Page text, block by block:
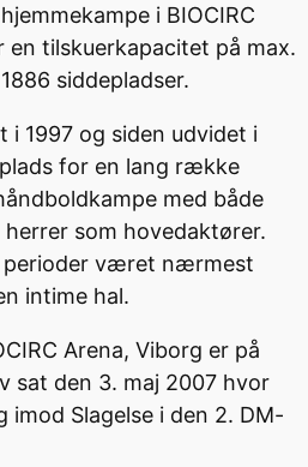
i BIOCIRC
en tilskuerkapacitet på max.
siddepladser.
i 1997 og siden udvidet i
for en lang række
med både
herrer som hovedaktører.
perioder været nærmest
intime hal.
Arena, Viborg er på
sat den 3. maj 2007 hvor
imod Slagelse i den 2. DM-